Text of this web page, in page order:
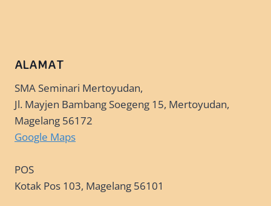
ALAMAT
SMA Seminari Mertoyudan,
Jl. Mayjen Bambang Soegeng 15, Mertoyudan,
Magelang 56172
Google Maps
POS
Kotak Pos 103, Magelang 56101